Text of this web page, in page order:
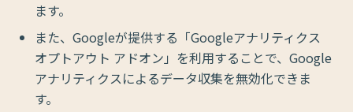
ます。
また、Googleが提供する「Googleアナリティクス
オプトアウト アドオン」を利用することで、Google
アナリティクスによるデータ収集を無効化できま
す。